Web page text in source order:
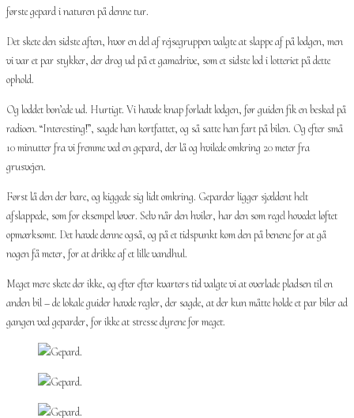
første gepard i naturen på denne tur.
Det skete den sidste aften, hvor en del af rejsegruppen valgte at slappe af på lodgen, men
vi var et par stykker, der drog ud på et gamedrive, som et sidste lod i lotteriet på dette
ophold.
Og loddet bon’ede ud. Hurtigt. Vi havde knap forladt lodgen, før guiden fik en besked på
radioen. “Interesting!”, sagde han kortfattet, og så satte han fart på bilen. Og efter små
10 minutter fra vi fremme ved en gepard, der lå og hvilede omkring 20 meter fra
grusvejen.
Først lå den der bare, og kiggede sig lidt omkring. Geparder ligger sjældent helt
afslappede, som for eksempel løver. Selv når den hviler, har den som regel hovedet løftet
opmærksomt. Det havde denne også, og på et tidspunkt kom den på benene for at gå
nogen få meter, for at drikke af et lille vandhul.
Meget mere skete der ikke, og efter efter kvarters tid valgte vi at overlade pladsen til en
anden bil – de lokale guider havde regler, der sagde, at der kun måtte holde et par biler ad
gangen ved geparder, for ikke at stresse dyrene for meget.